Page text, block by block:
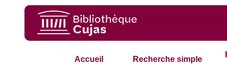
Accueil Recherche simple